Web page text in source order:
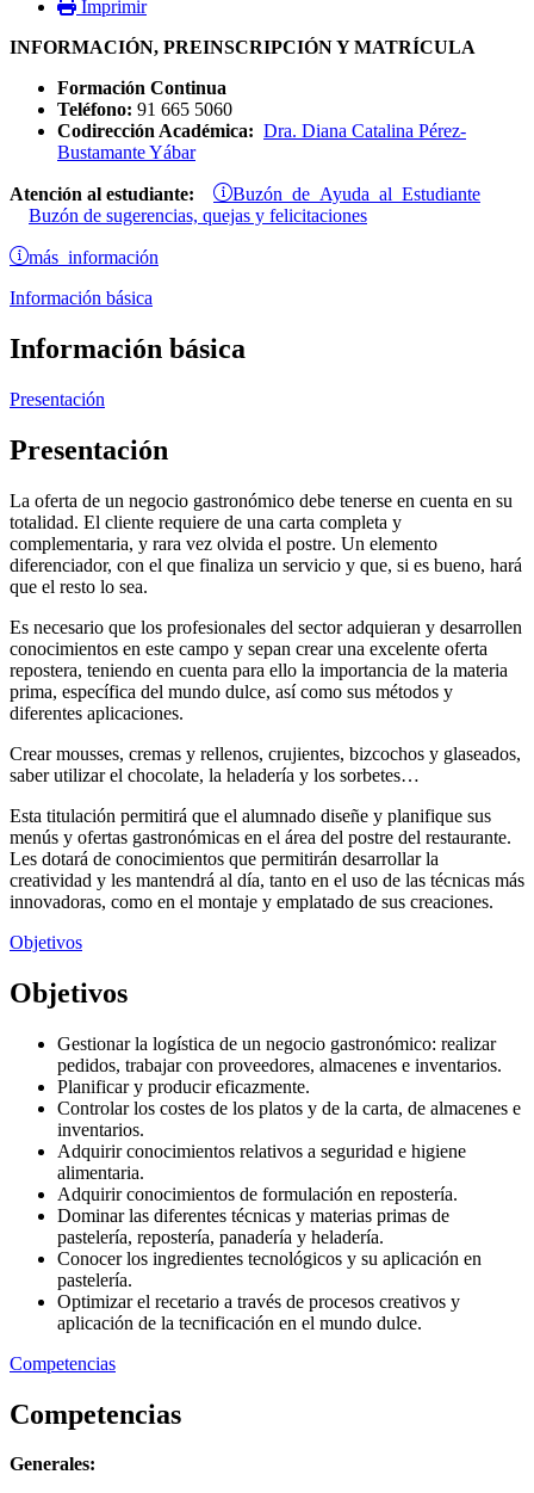
Imprimir
INFORMACIÓN, PREINSCRIPCIÓN Y MATRÍCULA
Formación Continua
Teléfono: 91 665 5060
Codirección Académica: Dra. Diana Catalina Pérez-
Bustamante Yábar
Atención al estudiante: Buzón de Ayuda al Estudiante
Buzón de sugerencias, quejas y felicitaciones
más información
Información básica
Información básica
Presentación
Presentación
La oferta de un negocio gastronómico debe tenerse en cuenta en su
totalidad. El cliente requiere de una carta completa y
complementaria, y rara vez olvida el postre. Un elemento
diferenciador, con el que finaliza un servicio y que, si es bueno, hará
que el resto lo sea.
Es necesario que los profesionales del sector adquieran y desarrollen
conocimientos en este campo y sepan crear una excelente oferta
repostera, teniendo en cuenta para ello la importancia de la materia
prima, específica del mundo dulce, así como sus métodos y
diferentes aplicaciones.
Crear mousses, cremas y rellenos, crujientes, bizcochos y glaseados,
saber utilizar el chocolate, la heladería y los sorbetes…
Esta titulación permitirá que el alumnado diseñe y planifique sus
menús y ofertas gastronómicas en el área del postre del restaurante.
Les dotará de conocimientos que permitirán desarrollar la
creatividad y les mantendrá al día, tanto en el uso de las técnicas más
innovadoras, como en el montaje y emplatado de sus creaciones.
Objetivos
Objetivos
Gestionar la logística de un negocio gastronómico: realizar
pedidos, trabajar con proveedores, almacenes e inventarios.
Planificar y producir eficazmente.
Controlar los costes de los platos y de la carta, de almacenes e
inventarios.
Adquirir conocimientos relativos a seguridad e higiene
alimentaria.
Adquirir conocimientos de formulación en repostería.
Dominar las diferentes técnicas y materias primas de
pastelería, repostería, panadería y heladería.
Conocer los ingredientes tecnológicos y su aplicación en
pastelería.
Optimizar el recetario a través de procesos creativos y
aplicación de la tecnificación en el mundo dulce.
Competencias
Competencias
Generales: